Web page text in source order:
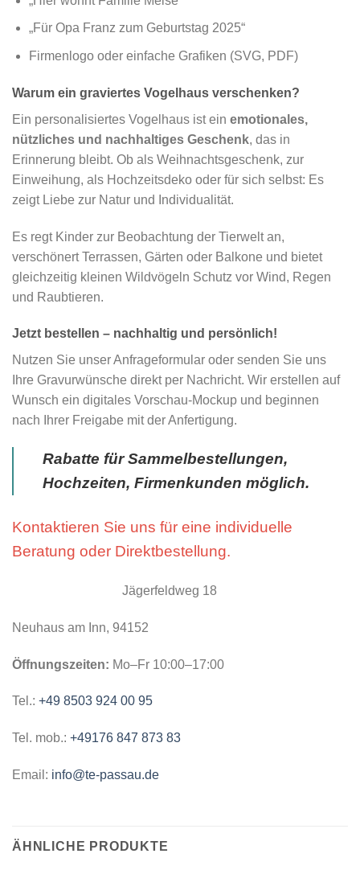
„Für Opa Franz zum Geburtstag 2025“
Firmenlogo oder einfache Grafiken (SVG, PDF)
Warum ein graviertes Vogelhaus verschenken?
Ein personalisiertes Vogelhaus ist ein emotionales,
nützliches und nachhaltiges Geschenk, das in
Erinnerung bleibt. Ob als Weihnachtsgeschenk, zur
Einweihung, als Hochzeitsdeko oder für sich selbst: Es
zeigt Liebe zur Natur und Individualität.
Es regt Kinder zur Beobachtung der Tierwelt an,
verschönert Terrassen, Gärten oder Balkone und bietet
gleichzeitig kleinen Wildvögeln Schutz vor Wind, Regen
und Raubtieren.
Jetzt bestellen – nachhaltig und persönlich!
Nutzen Sie unser Anfrageformular oder senden Sie uns
Ihre Gravurwünsche direkt per Nachricht. Wir erstellen auf
Wunsch ein digitales Vorschau-Mockup und beginnen
nach Ihrer Freigabe mit der Anfertigung.
Rabatte für Sammelbestellungen,
Hochzeiten, Firmenkunden möglich.
Kontaktieren Sie uns für eine individuelle
Beratung oder Direktbestellung.
Jägerfeldweg 18
Neuhaus am Inn, 94152
Öffnungszeiten: Mo–Fr 10:00–17:00
Tel.: +49 8503 924 00 95
Tel. mob.: +49176 847 873 83
Email: info@te-passau.de
ÄHNLICHE PRODUKTE